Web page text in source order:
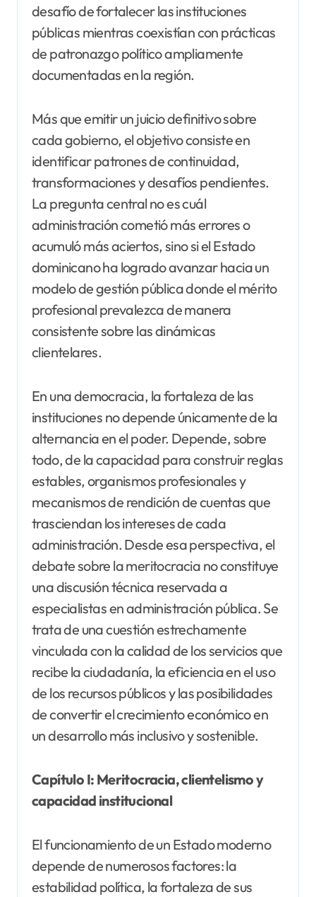
desafío de fortalecer las instituciones
públicas mientras coexistían con prácticas
de patronazgo político ampliamente
documentadas en la región.
Más que emitir un juicio definitivo sobre
cada gobierno, el objetivo consiste en
identificar patrones de continuidad,
transformaciones y desafíos pendientes.
La pregunta central no es cuál
administración cometió más errores o
acumuló más aciertos, sino si el Estado
dominicano ha logrado avanzar hacia un
modelo de gestión pública donde el mérito
profesional prevalezca de manera
consistente sobre las dinámicas
clientelares.
En una democracia, la fortaleza de las
instituciones no depende únicamente de la
alternancia en el poder. Depende, sobre
todo, de la capacidad para construir reglas
estables, organismos profesionales y
mecanismos de rendición de cuentas que
trasciendan los intereses de cada
administración. Desde esa perspectiva, el
debate sobre la meritocracia no constituye
una discusión técnica reservada a
especialistas en administración pública. Se
trata de una cuestión estrechamente
vinculada con la calidad de los servicios que
recibe la ciudadanía, la eficiencia en el uso
de los recursos públicos y las posibilidades
de convertir el crecimiento económico en
un desarrollo más inclusivo y sostenible.
Capítulo I: Meritocracia, clientelismo y
capacidad institucional
El funcionamiento de un Estado moderno
depende de numerosos factores: la
estabilidad política, la fortaleza de sus